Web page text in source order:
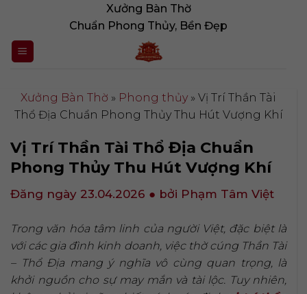
nội
dung
Xưởng Bàn Thờ
Chuẩn Phong Thủy, Bền Đẹp
Xưởng Bàn Thờ » Phong thủy » Vị Trí Thần Tài
Thổ Địa Chuẩn Phong Thủy Thu Hút Vượng Khí
Vị Trí Thần Tài Thổ Địa Chuẩn
Phong Thủy Thu Hút Vượng Khí
Đăng ngày 23.04.2026 ● bởi Phạm Tâm Việt
Trong văn hóa tâm linh của người Việt, đặc biệt là
với các gia đình kinh doanh, việc thờ cúng Thần Tài
– Thổ Địa mang ý nghĩa vô cùng quan trọng, là
khởi nguồn cho sự may mắn và tài lộc. Tuy nhiên,